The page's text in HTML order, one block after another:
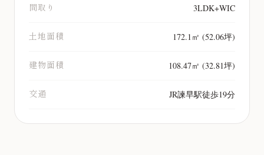
間取り 3LDK+WIC
土地面積 172.1㎡ (52.06坪)
建物面積 108.47㎡ (32.81坪)
交通 JR諫早駅徒歩19分